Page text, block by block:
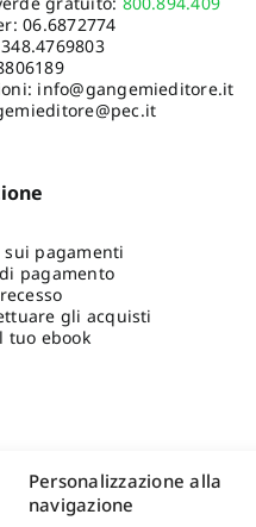
Personalizzazione alla
navigazione
06.6872774
348.4769803
info@gangemieditore.it
sui pagamenti
pagamento
gli acquisti
tuo ebook